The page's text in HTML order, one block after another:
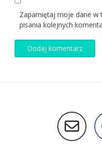
Zapamiętaj moje dane w
pisania kolejnych